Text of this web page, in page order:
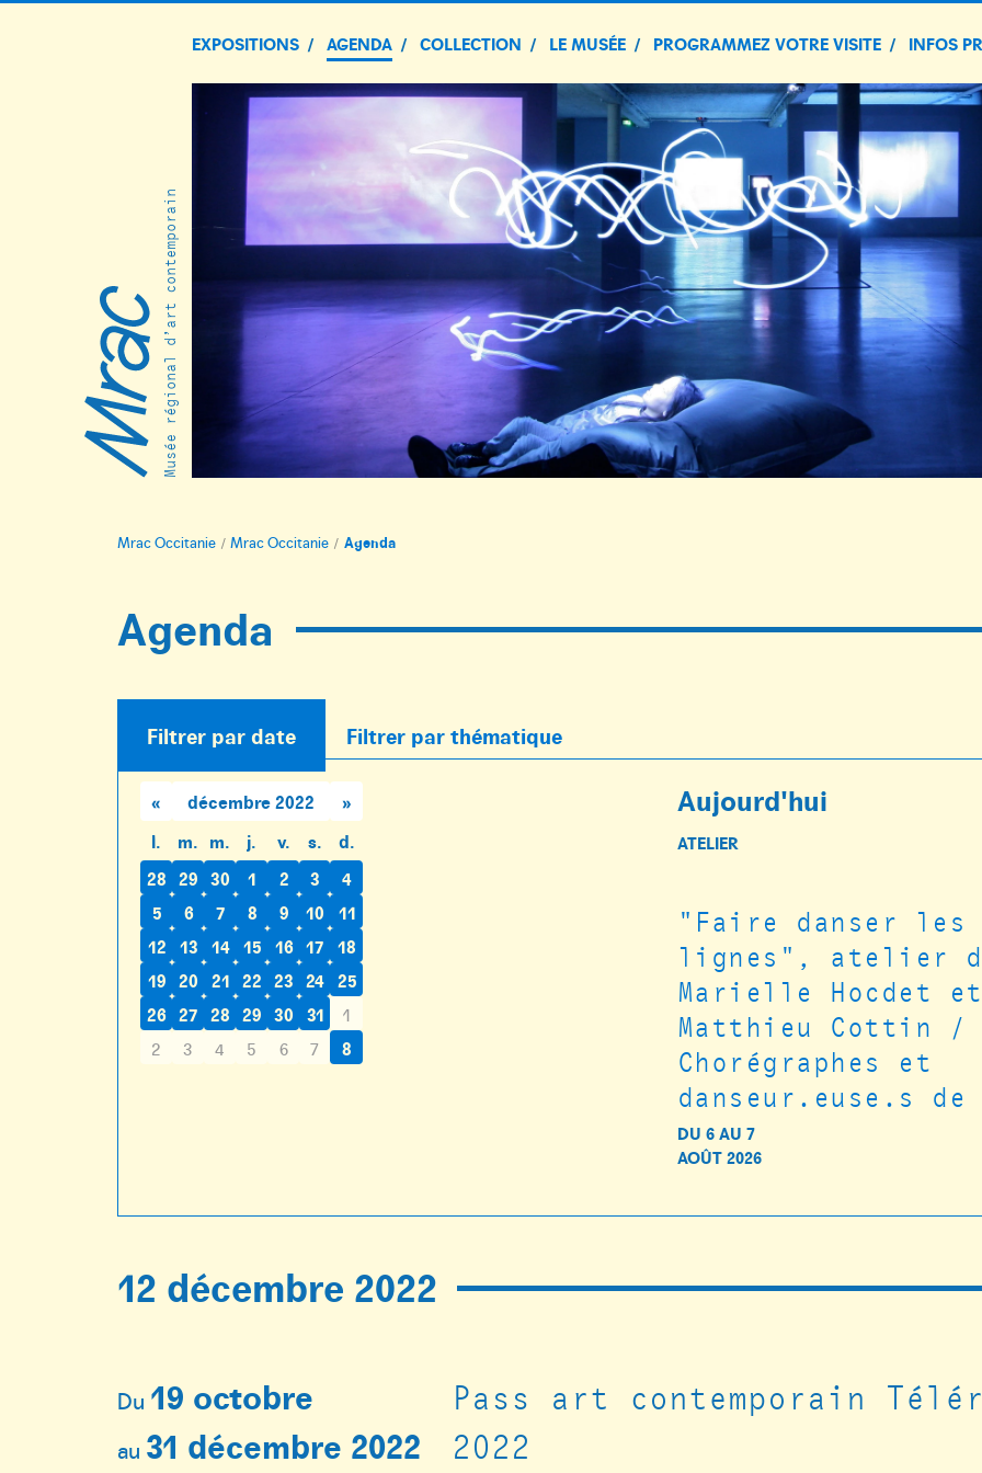
EXPOSITIONS AGENDA COLLECTION LE MUSÉE PROGRAMMEZ VOTRE VISITE INFOS
Musée régional d’art contemporain
Accueil
:
Mrac Occitanie Mrac Occitanie Agenda
Agenda
Filtrer par date Filtrer par thématique
« décembre 2022
»
l.
m. m. j. v. s.
d.
28 29 30 1 2 3
4
5
6 7 8 9 10
11
12 13 14 15 16 17 18
19 20 21 22 23 24 25
26 27 28 29 30 31
1
2
3 4 5 6 7 8
Aujourd'hui
ATELIER
"Faire danser les
lignes", atelier
Marielle Hocdet et
Matthieu Cottin /
Chorégraphes et
danseur.euse.s
DU 6AU 7
AOÛT 2026
12 décembre 2022
Du 19 octobre
au 31 décembre 2022
Pass art contemporain
2022